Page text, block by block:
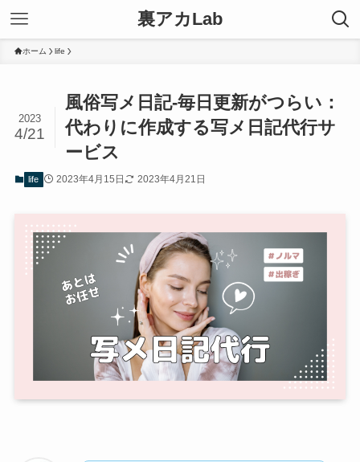
裏アカLab
ホーム life
風俗写メ日記-毎日更新がつらい：
代わりに作成する写メ日記代行サ
ービス
2023
4/21
life 2023年4月15日 2023年4月21日